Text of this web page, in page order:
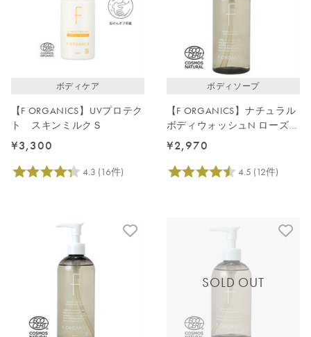
ボディケア
【F ORGANICS】UVプロテク
ト スキンミルクＳ
¥3,300
ボディソープ
【F ORGANICS】ナチュラル
ボディウォッシュN ローズ＆
シダーウッド
¥2,970
SOLD OUT